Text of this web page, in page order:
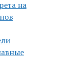
на